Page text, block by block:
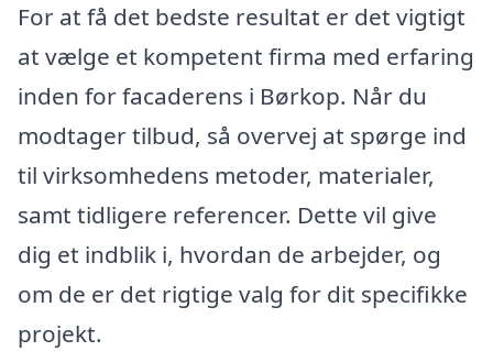
For at få det bedste resultat er det vigtigt
at vælge et kompetent firma med erfaring
inden for facaderens i Børkop. Når du
modtager tilbud, så overvej at spørge ind
til virksomhedens metoder, materialer,
samt tidligere referencer. Dette vil give
dig et indblik i, hvordan de arbejder, og
om de er det rigtige valg for dit specifikke
projekt.